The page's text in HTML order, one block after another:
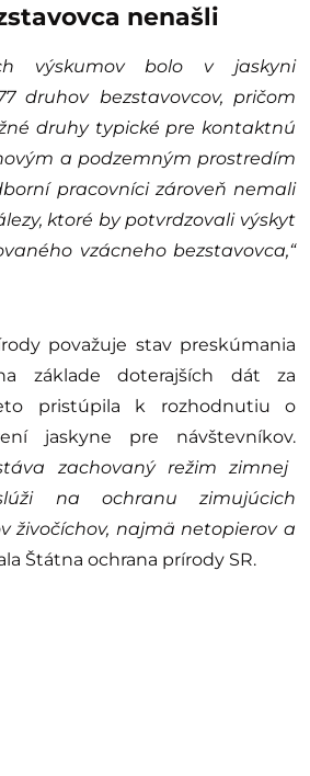
nenašli
výskumov bolo v jaskyni
druhov bezstavovcov, pričom
druhy typické pre kontaktnú
a podzemným prostredím
pracovníci zároveň nemali
ktoré by potvrdzovali výskyt
vzácneho bezstavovca,“
považuje stav preskúmania
základe doterajších dát za
pristúpila k rozhodnutiu o
jaskyne pre návštevníkov.
zachovaný režim zimnej
na ochranu zimujúcich
živočíchov, najmä netopierov a
Štátna ochrana prírody SR.